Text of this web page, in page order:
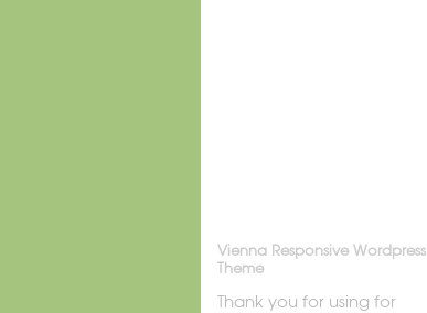
Vienna Responsive Wordpress
Theme
Thank you for using for